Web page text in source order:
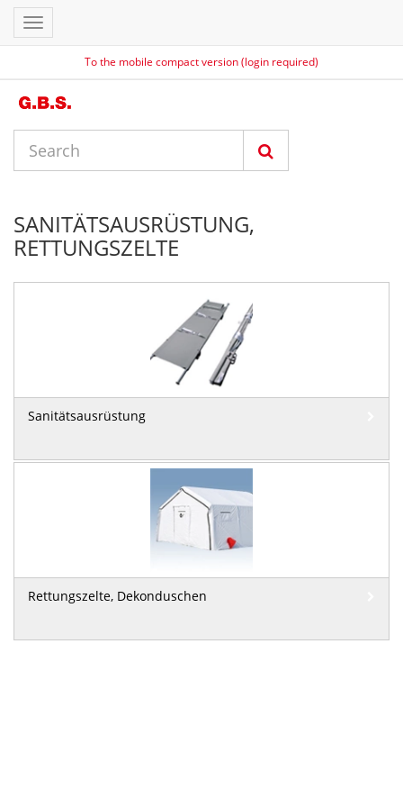
To the mobile compact version (login required)
Toggle
navigation
SANITÄTSAUSRÜSTUNG,
RETTUNGSZELTE
Sanitätsausrüstung
Rettungszelte, Dekonduschen